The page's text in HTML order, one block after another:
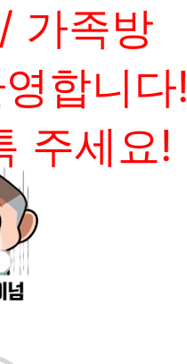
가족방
합니다!
주세요!